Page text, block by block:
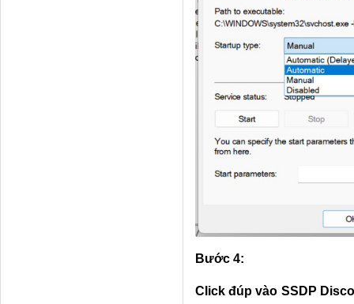
Bước 4:
Click đúp vào SSDP